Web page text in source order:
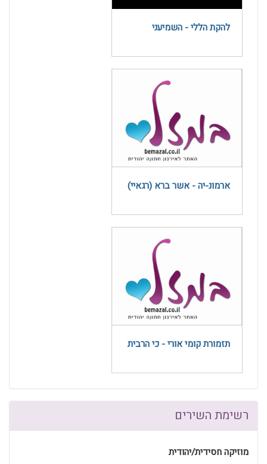
להקת הללי - השמיעני
ארמונ-יה - אשר ברא (רגאיי)
תזמורת קומי אורי - כי הרבית
רשימת השירים
מוזיקה חסידית/יהודית